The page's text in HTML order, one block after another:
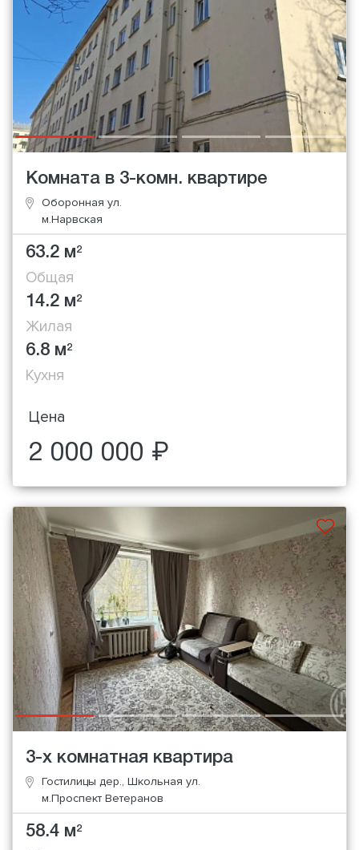
Комната в 3-комн. квартире
Оборонная ул.
м.Нарвская
63.2 м2
Общая
14.2 м2
Жилая
6.8 м2
Кухня
Цена
2 000 000 ₽
3-х комнатная квартира
Гостилицы дер., Школьная ул.
м.Проспект Ветеранов
58.4 м2